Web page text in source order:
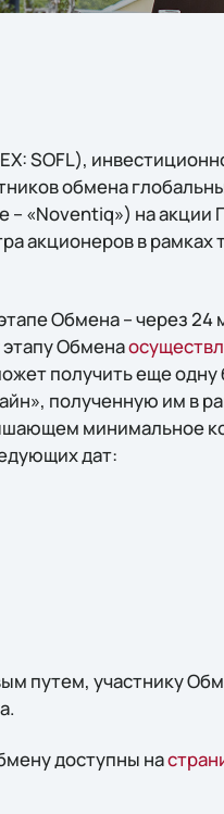
SOFL),
обмена
– «Noventiq») на
акционеров в рамках
Обмена – через 24
этапу Обмена
получить еще
полученную им в
минимальное
дат:
путем, участнику
доступны на